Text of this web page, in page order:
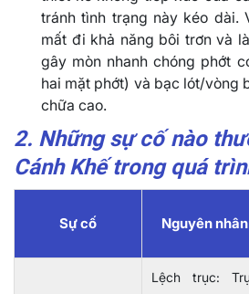
tránh tình trạng này kéo dài.
mất đi khả năng bôi trơn và
gây mòn nhanh chóng phớt
hai mặt phớt) và bạc lót/vòng
chữa cao.
2. Những sự cố nào
Cánh Khế trong quá
Sự cố Nguyên nhân
Lệch trục: